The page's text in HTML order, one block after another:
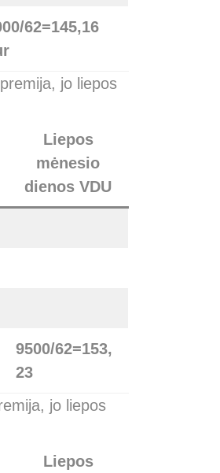
62=145,16
jo liepos
Liepos
mėnesio
dienos VDU
9500/62=153,
23
jo liepos
Liepos